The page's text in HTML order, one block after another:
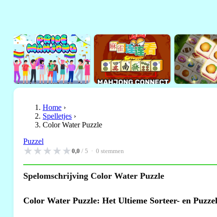
Home ›
Spelletjes ›
Color Water Puzzle
Puzzel
★★★★★0,0 / 5 · 0 stemmen
Spelomschrijving Color Water Puzzle
Color Water Puzzle: Het Ultieme Sorteer- en